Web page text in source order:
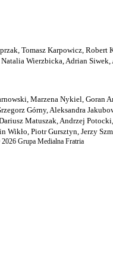
Tomasz Karpowicz, Robert
Wierzbicka, Adrian Siwek,
Marzena Nykiel, Goran
Górny, Aleksandra
Matuszak, Andrzej
Wikło, Piotr Gursztyn, Jerzy
Grupa Medialna Fratria